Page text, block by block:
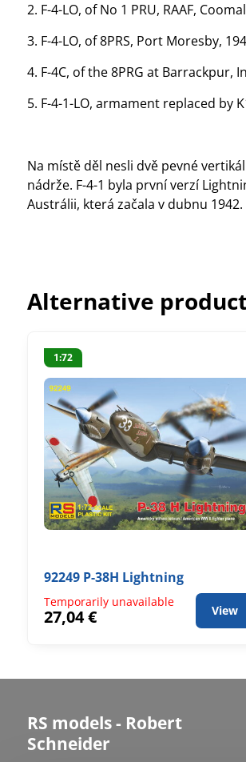
2. F-4-LO, of No 1 PRU, RAAF,
3. F-4-LO, of 8PRS, Port Moresby,
4. F-4C, of the 8PRG at Barrackpur,
5. F-4-1-LO, armament replaced by
Na místě děl nesli dvě pevné
nádrže. F-4-1 byla první verzí
Austrálii, která začala v dubnu 1942.
Alternative
1:72
92249 P-38H Lightning
Temporarily unavailable
27,04 € View
RS models - Robert
Schneider